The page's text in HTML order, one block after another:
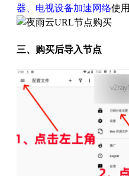
器、电视设备加速网络使用
三、购买后导入节点